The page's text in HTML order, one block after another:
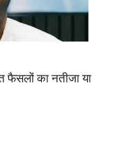
का नतीजा या